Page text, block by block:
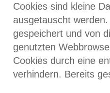
Cookies sind kleine
ausgetauscht
gespeichert und von
genutzten
Cookies durch eine
verhindern. Bereits